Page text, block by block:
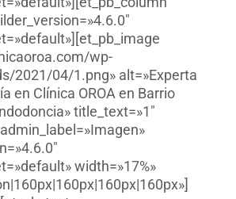
wp-
2021/04/1.png» alt=»Experta
en Clínica OROA en Barrio
title_text=»1″
width=»17%»